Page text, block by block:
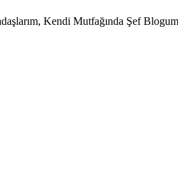
Kendi Mutfağında Şef